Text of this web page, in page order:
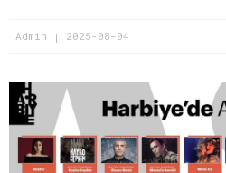
Admin 2025-08-04